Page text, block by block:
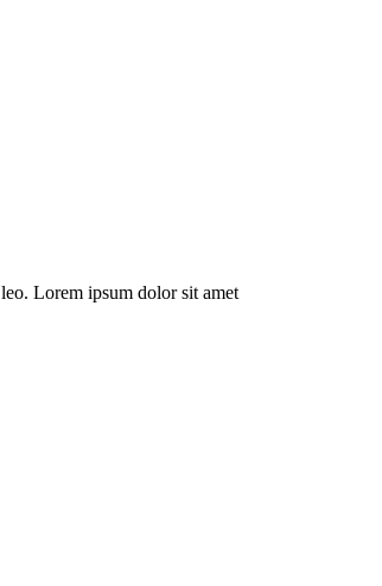
Lorem ipsum dolor sit amet